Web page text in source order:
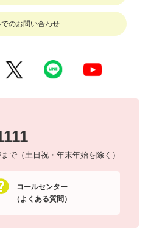
でのお問い合わせ
で（土日祝・年末年始を除く）
コールセンター
（よくある質問）